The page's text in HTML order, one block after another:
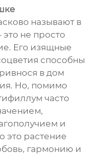
называют в
это не просто
Его изящные
способны
в дом
Но, помимо
часто
и
это растение
гармонию и